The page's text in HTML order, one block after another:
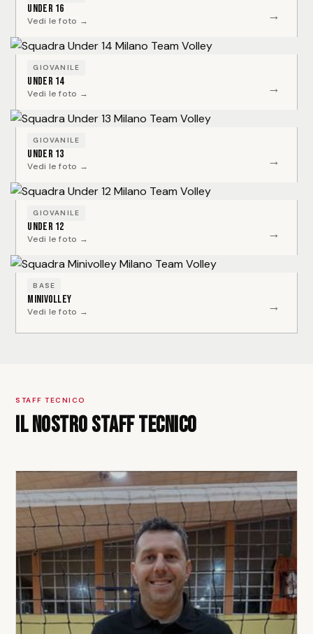
Under 16
Vedi le foto → →
GIOVANILE
Under 14
Vedi le foto → →
GIOVANILE
Under 13
Vedi le foto → →
GIOVANILE
Under 12
Vedi le foto → →
BASE
Minivolley
Vedi le foto → →
STAFF TECNICO
Il nostro staff tecnico